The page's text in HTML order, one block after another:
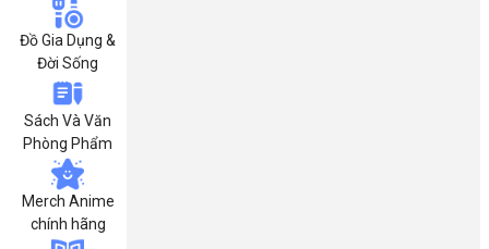
Đồ Gia Dụng &
Đời Sống
Sách Và Văn
Phòng Phẩm
Merch Anime
chính hãng